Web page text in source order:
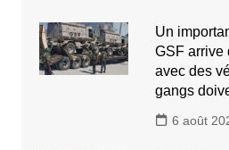
Un
GSF arrive
avec des
gangs
6 août